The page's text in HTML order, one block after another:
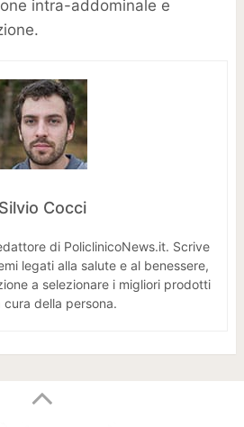
intra-addominale e
Silvio Cocci
di PoliclinicoNews.it. Scrive
legati alla salute e al benessere,
a selezionare i migliori prodotti
cura della persona.